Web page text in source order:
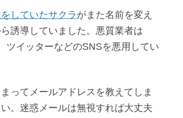
していたサクラがまた名前を変え
誘導していました。悪質業者は
ツイッターなどのSNSを悪用してい
ってメールアドレスを教えてしま
。迷惑メールは無視すれば大丈夫